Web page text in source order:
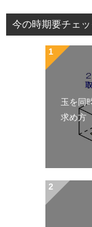
今の時期要チェッ
玉を同
求め方